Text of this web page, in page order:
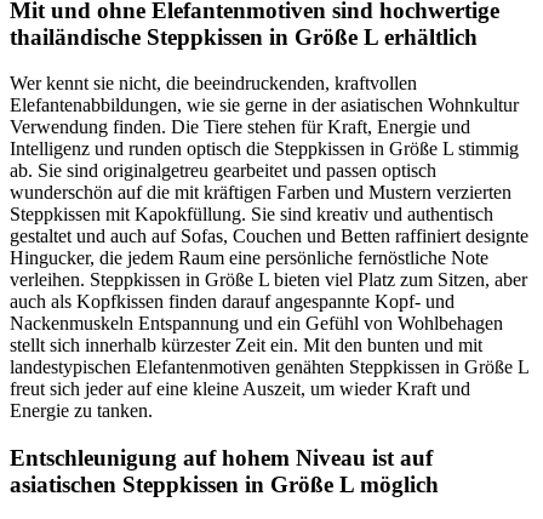
Mit und ohne Elefantenmotiven sind hochwertige
thailändische Steppkissen in Größe L erhältlich
Wer kennt sie nicht, die beeindruckenden, kraftvollen
Elefantenabbildungen, wie sie gerne in der asiatischen Wohnkultur
Verwendung finden. Die Tiere stehen für Kraft, Energie und
Intelligenz und runden optisch die Steppkissen in Größe L stimmig
ab. Sie sind originalgetreu gearbeitet und passen optisch
wunderschön auf die mit kräftigen Farben und Mustern verzierten
Steppkissen mit Kapokfüllung. Sie sind kreativ und authentisch
gestaltet und auch auf Sofas, Couchen und Betten raffiniert designte
Hingucker, die jedem Raum eine persönliche fernöstliche Note
verleihen. Steppkissen in Größe L bieten viel Platz zum Sitzen, aber
auch als Kopfkissen finden darauf angespannte Kopf- und
Nackenmuskeln Entspannung und ein Gefühl von Wohlbehagen
stellt sich innerhalb kürzester Zeit ein. Mit den bunten und mit
landestypischen Elefantenmotiven genähten Steppkissen in Größe L
freut sich jeder auf eine kleine Auszeit, um wieder Kraft und
Energie zu tanken.
Entschleunigung auf hohem Niveau ist auf
asiatischen Steppkissen in Größe L möglich